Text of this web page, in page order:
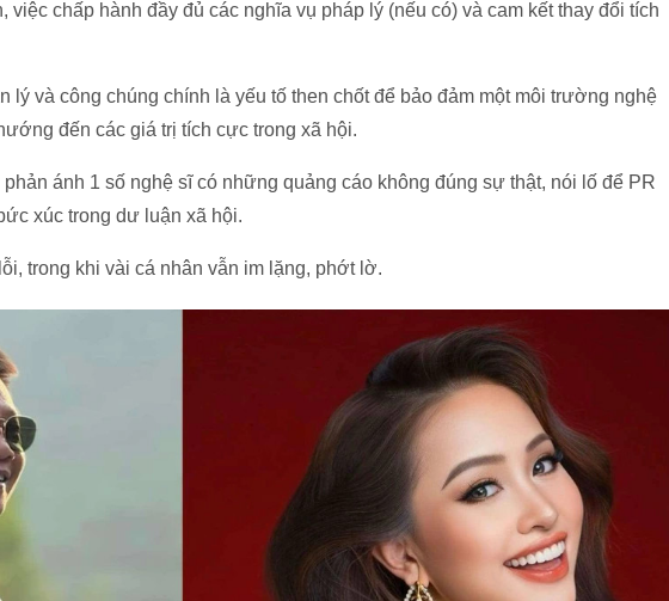
việc chấp hành đầy đủ các nghĩa vụ pháp lý (nếu có) và cam kết thay đổi tích
lý và công chúng chính là yếu tố then chốt để bảo đảm một môi trường nghệ
đến các giá trị tích cực trong xã hội.
ánh 1 số nghệ sĩ có những quảng cáo không đúng sự thật, nói lố để PR
xúc trong dư luận xã hội.
trong khi vài cá nhân vẫn im lặng, phớt lờ.